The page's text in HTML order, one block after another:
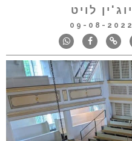
יוג'ין לויט
09-08-2022